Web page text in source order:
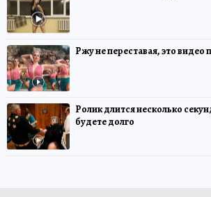
Ржу не переставая, это видео
Ролик длится несколько
будете долго